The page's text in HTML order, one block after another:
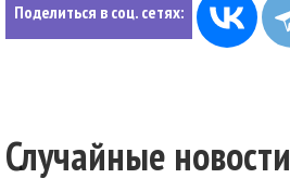
Поделиться в соц. сетях:
Случайные новости